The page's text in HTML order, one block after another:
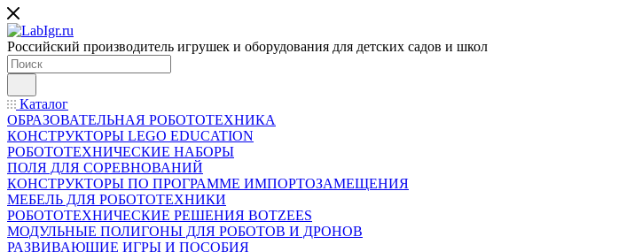
Российский производитель игрушек и оборудования для детских садов и школ
Каталог
ОБРАЗОВАТЕЛЬНАЯ РОБОТОТЕХНИКА
КОНСТРУКТОРЫ LEGO EDUCATION
РОБОТОТЕХНИЧЕСКИЕ НАБОРЫ
ПОЛЯ ДЛЯ СОРЕВНОВАНИЙ
КОНСТРУКТОРЫ ПО ПРОГРАММЕ ИМПОРТОЗАМЕЩЕНИЯ
МЕБЕЛЬ ДЛЯ РОБОТОТЕХНИКИ
РОБОТОТЕХНИЧЕСКИЕ РЕШЕНИЯ BOTZEES
МОДУЛЬНЫЕ ПОЛИГОНЫ ДЛЯ РОБОТОВ И ДРОНОВ
РАЗВИВАЮЩИЕ ИГРЫ И ПОСОБИЯ